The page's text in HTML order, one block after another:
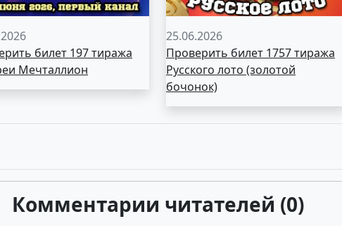
билет 197 тиража
Мечталлион
25.06.2026
Проверить билет 1757 тиража
Русского лото (золотой
бочонок)
Комментарии читателей (0)